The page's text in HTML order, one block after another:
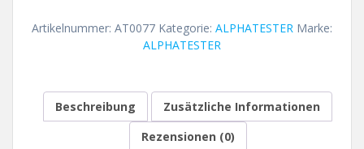
Artikelnummer: AT0077 Kategorie: ALPHATESTER Marke:
ALPHATESTER
Beschreibung
Zusätzliche Informationen
Rezensionen (0)